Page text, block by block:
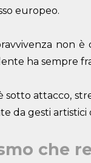
europeo.
non
ha sempre
sotto attacco,
da gesti artistici
che